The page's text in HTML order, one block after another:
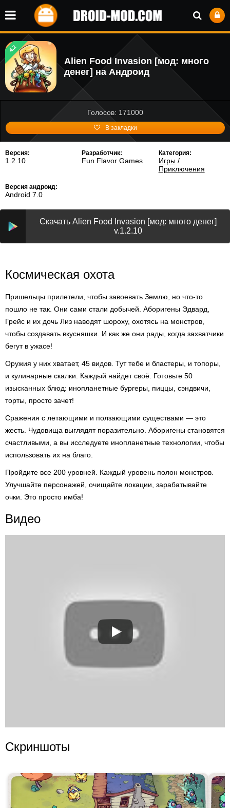
4.2
Alien Food Invasion [мод: много
денег] на Андроид
Голосов: 171000
В закладки
Версия:
1.2.10
Разработчик:
Fun Flavor Games
Категория:
Игры/
Приключения
Версия андроид:
Android 7.0
Скачать Alien Food Invasion [мод: много денег]
v.1.2.10
Космическая охота
Пришельцы прилетели, чтобы завоевать Землю, но что-то
пошло не так. Они сами стали добычей. Аборигены Эдвард,
Грейс и их дочь Лиз наводят шороху, охотясь на монстров,
чтобы создавать вкусняшки. И как же они рады, когда захватчики
бегут в ужасе!
Оружия у них хватает, 45 видов. Тут тебе и бластеры, и топоры,
и кулинарные скалки. Каждый найдет своё. Готовьте 50
изысканных блюд: инопланетные бургеры, пиццы, сэндвичи,
торты, просто зачет!
Сражения с летающими и ползающими существами — это
жесть. Чудовища выглядят поразительно. Аборигены становятся
счастливыми, а вы исследуете инопланетные технологии, чтобы
использовать их на благо.
Пройдите все 200 уровней. Каждый уровень полон монстров.
Улучшайте персонажей, очищайте локации, зарабатывайте
очки. Это просто имба!
Видео
Скриншоты